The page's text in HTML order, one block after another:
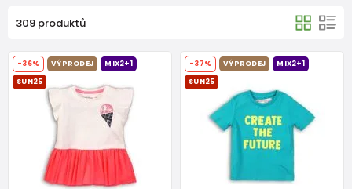
309 produktů
-36% VÝPRODEJ
MIX2+1
SUN25
-37% VÝPRODEJ
MIX2+1
SUN25